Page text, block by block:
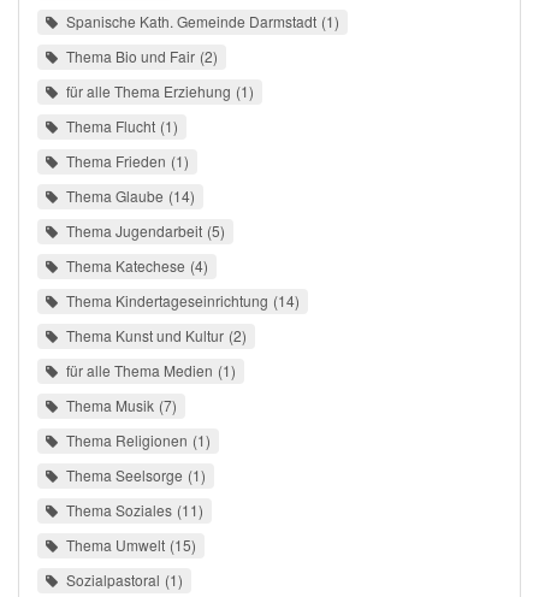
Spanische Kath. Gemeinde Darmstadt 1
Thema Bio und Fair 2
für alle Thema Erziehung 1
Thema Flucht 1
Thema Frieden 1
Thema Glaube 14
Thema Jugendarbeit 5
Thema Katechese 4
Thema Kindertageseinrichtung 14
Thema Kunst und Kultur 2
für alle Thema Medien 1
Thema Musik 7
Thema Religionen 1
Thema Seelsorge 1
Thema Soziales 11
Thema Umwelt 15
Sozialpastoral 1